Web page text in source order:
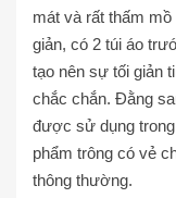
mát và rất thấm
giản, có 2 túi áo
tạo nên sự tối giản
chắc chắn. Đằng
được sử dụng
phẩm trông có vẻ
thông thường.